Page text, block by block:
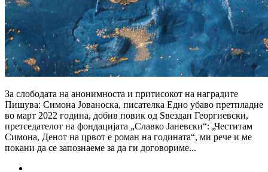
За слободата на анонимноста и притисокот на наградите
Пишува: Симона Јованоска, писателка Едно убаво претпладне
во март 2022 година, добив повик од Ѕвездан Георгиевски,
претседателот на фондацијата „Славко Јаневски“: „Честитам
Симона, Денот на црвот е роман на годината“, ми рече и ме
покани да се запознаеме за да ги договориме...